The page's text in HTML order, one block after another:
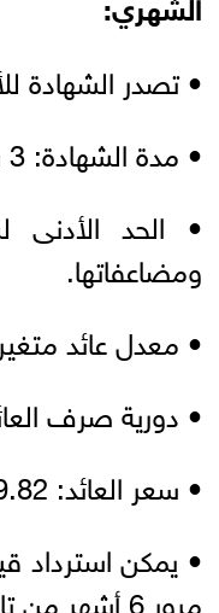
• تصدر الشهادة
• مدة الشهادة: 3 سنوات.
ومضاعفاتها.
• معدل عائد
• دورية صرف
• سعر العائد: 19.82% .
• يمكن استرداد
مرور 6 أشهر من تاريخ اصدار الشهادة.